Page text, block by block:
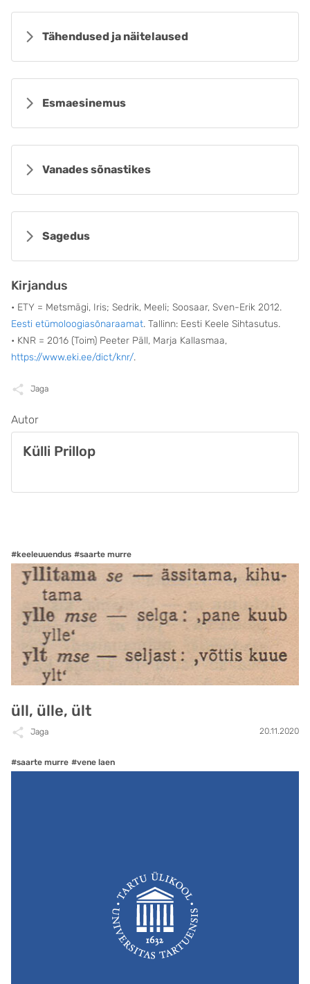
Tähendused ja näitelaused
Esmaesinemus
Vanades sõnastikes
Sagedus
Kirjandus
• ETY = Metsmägi, Iris; Sedrik, Meeli; Soosaar, Sven-Erik 2012.
Eesti etümoloogiasõnaraamat. Tallinn: Eesti Keele Sihtasutus.
• KNR = 2016 (Toim) Peeter Päll, Marja Kallasmaa,
https://www.eki.ee/dict/knr/.
Jaga
Autor
Külli Prillop
#keeleuuendus #saarte murre
üll, ülle, ült
Jaga 20.11.2020
#saarte murre #vene laen